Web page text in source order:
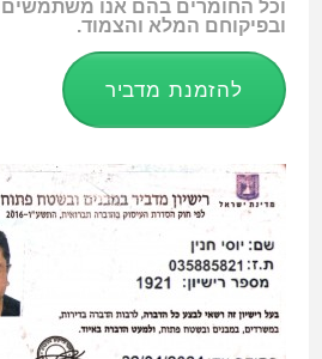
וכל החומרים בהם אנו
ובפיקוחם המלא והצמוד.
להזמנת מדביר